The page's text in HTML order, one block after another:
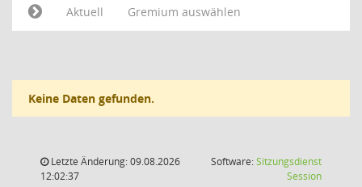
Aktuell
Gremium auswählen
Keine Daten gefunden.
Letzte Änderung: 09.08.2026
12:02:37
Software:Sitzungsdienst
Session(Wird in